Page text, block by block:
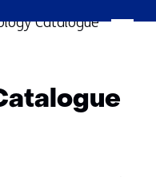
Catalogue